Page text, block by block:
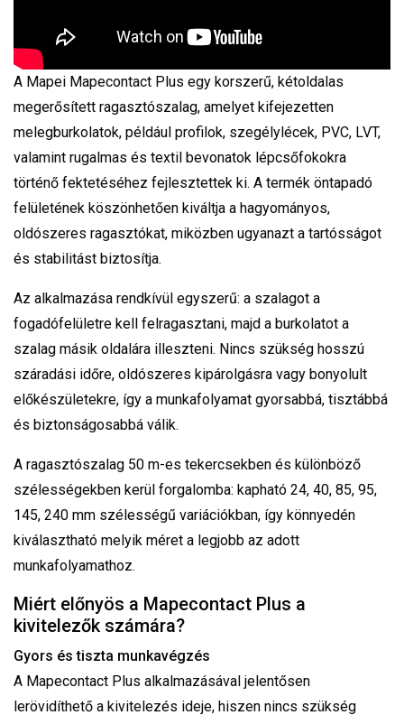
A Mapei Mapecontact Plus egy korszerű, kétoldalas
megerősített ragasztószalag, amelyet kifejezetten
melegburkolatok, például profilok, szegélylécek, PVC, LVT,
valamint rugalmas és textil bevonatok lépcsőfokokra
történő fektetéséhez fejlesztettek ki. A termék öntapadó
felületének köszönhetően kiváltja a hagyományos,
oldószeres ragasztókat, miközben ugyanazt a tartósságot
és stabilitást biztosítja.
Az alkalmazása rendkívül egyszerű: a szalagot a
fogadófelületre kell felragasztani, majd a burkolatot a
szalag másik oldalára illeszteni. Nincs szükség hosszú
száradási időre, oldószeres kipárolgásra vagy bonyolult
előkészületekre, így a munkafolyamat gyorsabbá, tisztábbá
és biztonságosabbá válik.
A ragasztószalag 50 m-es tekercsekben és különböző
szélességekben kerül forgalomba: kapható 24, 40, 85, 95,
145, 240 mm szélességű variációkban, így könnyedén
kiválasztható melyik méret a legjobb az adott
munkafolyamathoz.
Miért előnyös a Mapecontact Plus a
kivitelezők számára?
Gyors és tiszta munkavégzés
A Mapecontact Plus alkalmazásával jelentősen
lerövidíthető a kivitelezés ideje, hiszen nincs szükség